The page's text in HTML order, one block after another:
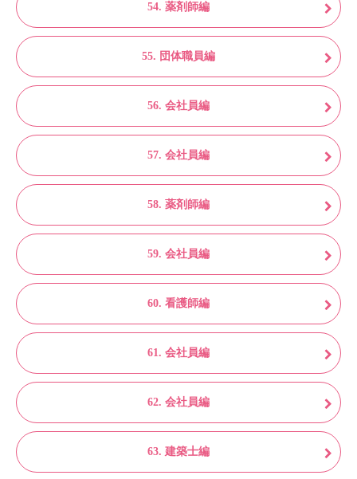
54. 薬剤師編
55. 団体職員編
56. 会社員編
57. 会社員編
58. 薬剤師編
59. 会社員編
60. 看護師編
61. 会社員編
62. 会社員編
63. 建築士編